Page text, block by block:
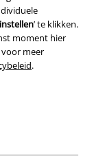
’ te klikken.
moment hier
voor meer
.